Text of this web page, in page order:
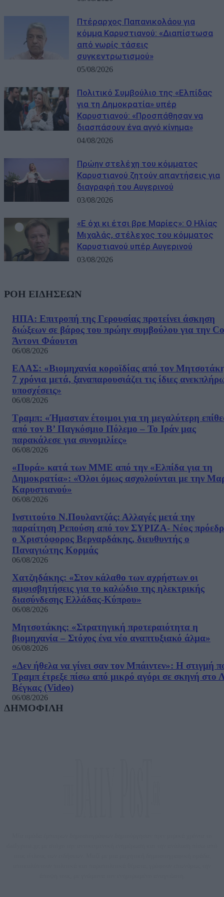
Πτέραρχος Παπανικολάου για
κόμμα Καρυστιανού: «Διαπίστωσα
από νωρίς τάσεις
συγκεντρωτισμού»
05/08/2026
Πολιτικό Συμβούλιο της «Ελπίδας
για τη Δημοκρατία» υπέρ
Καρυστιανού: «Προσπάθησαν να
διασπάσουν ένα αγνό κίνημα»
04/08/2026
Πρώην στελέχη του κόμματος
Καρυστιανού ζητούν απαντήσεις για
διαγραφή του Αυγερινού
03/08/2026
«Ε όχι κι έτσι βρε Μαρίες»: Ο Ηλίας
Μιχαλάς, στέλεχος του κόμματος
Καρυστιανού υπέρ Αυγερινού
03/08/2026
ΡΟΗ ΕΙΔΗΣΕΩΝ
ΗΠΑ: Επιτροπή της Γερουσίας προτείνει άσκηση
διώξεων σε βάρος του πρώην συμβούλου για την
Άντονι Φάουτσι
06/08/2026
ΕΛΑΣ: «Βιομηχανία κοροϊδίας από τον
7 χρόνια μετά, ξαναπαρουσιάζει τις ίδιες
υποσχέσεις»
06/08/2026
Τραμπ: «Ήμασταν έτοιμοι για τη μεγαλύτερη
από τον Β’ Παγκόσμιο Πόλεμο – Το Ιράν μας
παρακάλεσε για συνομιλίες»
06/08/2026
«Πυρά» κατά των ΜΜΕ από την «Ελπίδα για τη
Δημοκρατία»: «Όλοι όμως ασχολούνται με την
Καρυστιανού»
06/08/2026
Ινστιτούτο Ν.Πουλαντζάς: Αλλαγές μετά την
παραίτηση Ρεπούση από τον ΣΥΡΙΖΑ- Νέος
ο Χριστόφορος Βερναρδάκης, διευθυντής ο
Παναγιώτης Κορμάς
06/08/2026
Χατζηδάκης: «Στον κάλαθο των αχρήστων οι
αμφισβητήσεις για το καλώδιο της ηλεκτρικής
διασύνδεσης Ελλάδας-Κύπρου»
06/08/2026
Μητσοτάκης: «Στρατηγική προτεραιότητα η
βιομηχανία – Στόχος ένα νέο αναπτυξιακό άλμα»
06/08/2026
«Δεν ήθελα να γίνει σαν τον Μπάιντεν»: Η στιγμή
Τραμπ έτρεξε πίσω από μικρό αγόρι σε σκηνή στο
Βέγκας (Video)
06/08/2026
ΔΗΜΟΦΙΛΗ